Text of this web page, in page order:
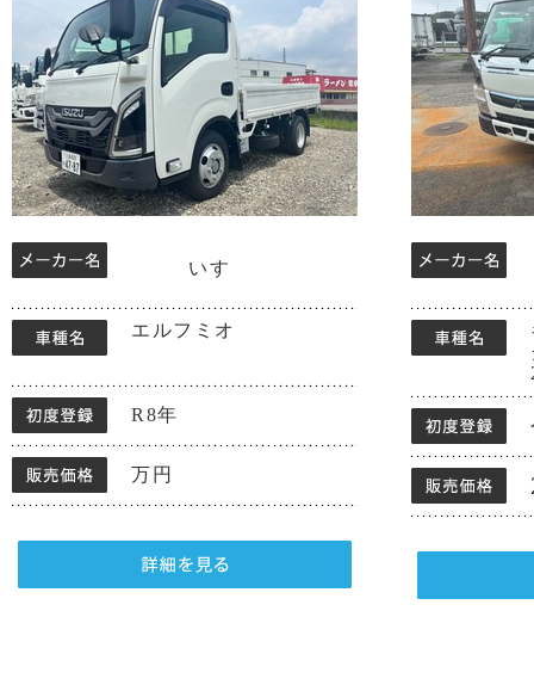
いすゞ
エルフミオ
R8年
万円